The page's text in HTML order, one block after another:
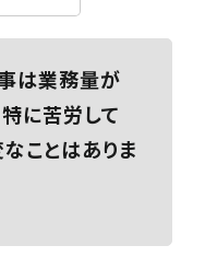
は業務量が
に苦労して
ことはありま